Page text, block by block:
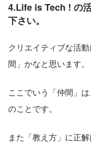
4.Life is Tech ! の
下さい。
クリエイティブな活
間」かなと思います。
ここでいう「仲間」
のことです。
また「教え方」に正